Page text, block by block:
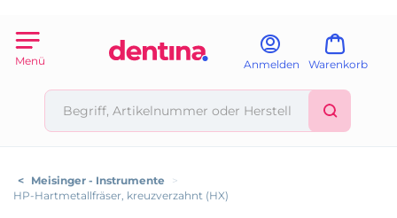
Menü Anmelden Warenkorb
< Meisinger - Instrumente
>
HP-Hartmetallfräser, kreuzverzahnt (HX)